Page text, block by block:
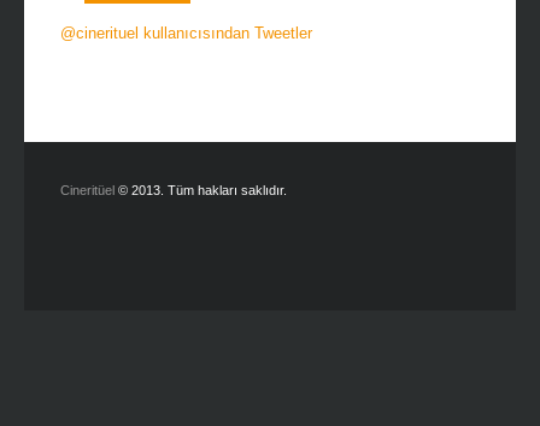
@cinerituel kullanıcısından Tweetler
Cineritüel © 2013. Tüm hakları saklıdır.